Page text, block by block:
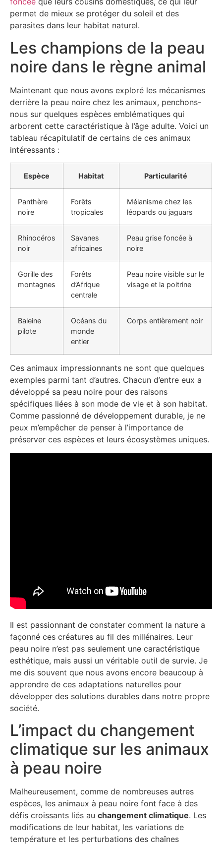
permet de mieux se protéger du soleil et des
parasites dans leur habitat naturel.
Les champions de la peau
noire dans le règne animal
Maintenant que nous avons exploré les mécanismes
derrière la peau noire chez les animaux, penchons-
nous sur quelques espèces emblématiques qui
arborent cette caractéristique à l’âge adulte. Voici un
tableau récapitulatif de certains de ces animaux
intéressants :
Espèce Habitat Particularité
Panthère
noire
Forêts
tropicales
Mélanisme chez les
léopards ou jaguars
Rhinocéros
noir
Savanes
africaines
Peau grise foncée à
noire
Gorille des
montagnes
Forêts
d’Afrique
centrale
Peau noire visible sur le
visage et la poitrine
Baleine
pilote
Océans du
monde
entier
Corps entièrement noir
Ces animaux impressionnants ne sont que quelques
exemples parmi tant d’autres. Chacun d’entre eux a
développé sa peau noire pour des raisons
spécifiques liées à son mode de vie et à son habitat.
Comme passionné de développement durable, je ne
peux m’empêcher de penser à l’importance de
préserver ces espèces et leurs écosystèmes uniques.
Il est passionnant de constater comment la nature a
façonné ces créatures au fil des millénaires. Leur
peau noire n’est pas seulement une caractéristique
esthétique, mais aussi un véritable outil de survie. Je
me dis souvent que nous avons encore beaucoup à
apprendre de ces adaptations naturelles pour
développer des solutions durables dans notre propre
société.
L’impact du changement
climatique sur les animaux
à peau noire
Malheureusement, comme de nombreuses autres
espèces, les animaux à peau noire font face à des
défis croissants liés au changement climatique. Les
modifications de leur habitat, les variations de
température et les perturbations des chaînes